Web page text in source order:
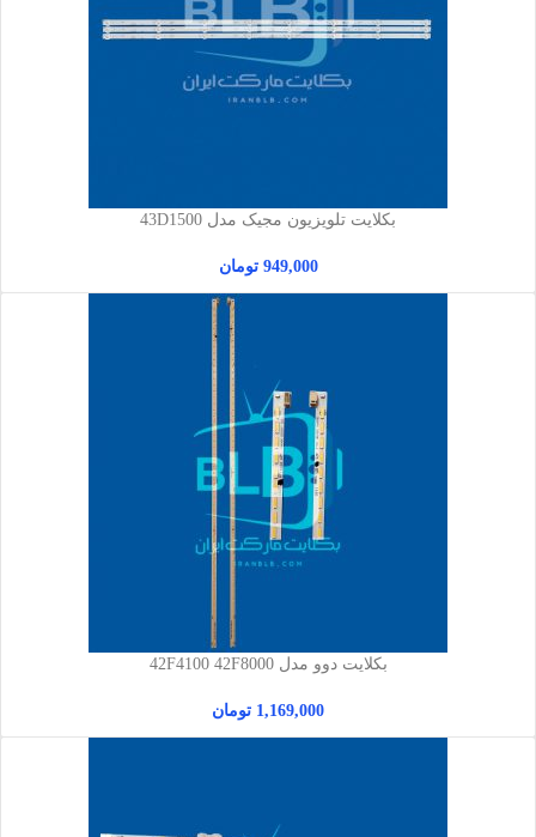
بکلایت تلویزیون مجیک مدل 43D1500
949,000 تومان
بکلایت دوو مدل 42F4100 42F8000
1,169,000 تومان